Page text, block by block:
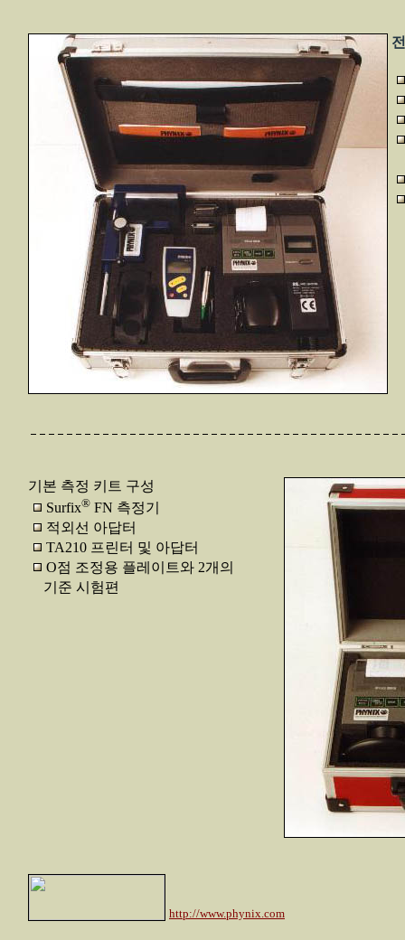
기본 측정 키트 구성
Surfix® FN 측정기
적외선 아답터
TA210 프린터 및 아답터
O점 조정용 플레이트와 2개의
기준 시험편
http://www.phynix.com